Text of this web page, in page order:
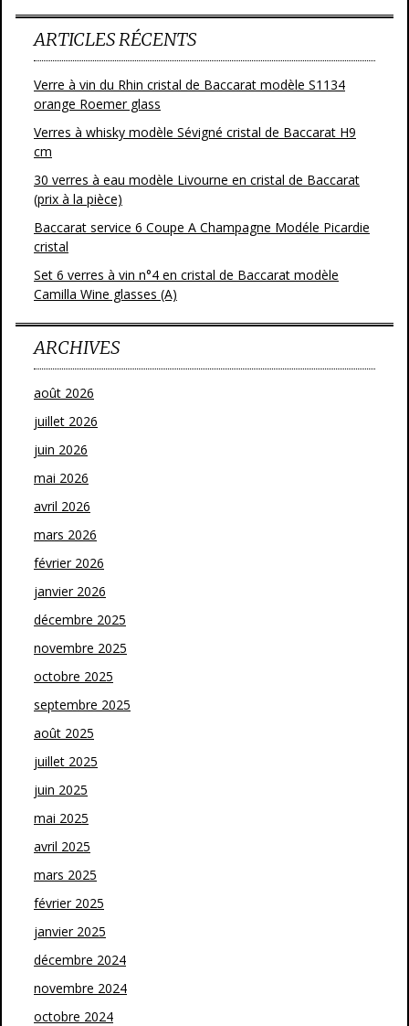
ARTICLES RÉCENTS
Verre à vin du Rhin cristal de Baccarat modèle S1134
orange Roemer glass
Verres à whisky modèle Sévigné cristal de Baccarat H9
cm
30 verres à eau modèle Livourne en cristal de Baccarat
(prix à la pièce)
Baccarat service 6 Coupe A Champagne Modéle Picardie
cristal
Set 6 verres à vin n°4 en cristal de Baccarat modèle
Camilla Wine glasses (A)
ARCHIVES
août 2026
juillet 2026
juin 2026
mai 2026
avril 2026
mars 2026
février 2026
janvier 2026
décembre 2025
novembre 2025
octobre 2025
septembre 2025
août 2025
juillet 2025
juin 2025
mai 2025
avril 2025
mars 2025
février 2025
janvier 2025
décembre 2024
novembre 2024
octobre 2024